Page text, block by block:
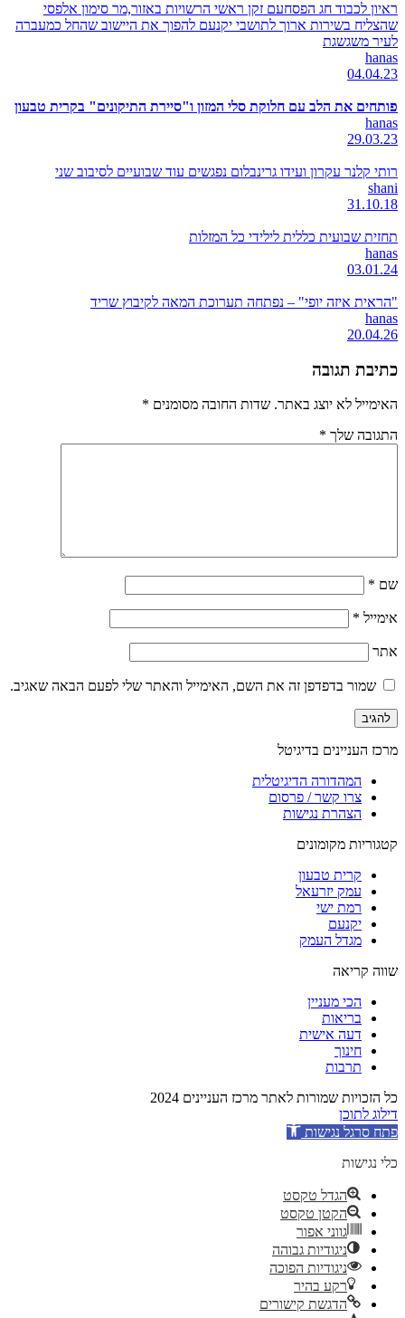
ראיון לכבוד חג הפסחעם זקן ראשי הרשויות באזור,מר סימון אלפסי
שהצליח בשירות ארוך לתושבי יקנעם להפוך את היישוב שהחל כמעברה
לעיר משגשגת
hanas
04.04.23
פותחים את הלב עם חלוקת סלי המזון ו"סיירת התיקונים" בקרית טבעון
hanas
29.03.23
רותי קלנר עקרון ועידו גרינבלום נפגשים עוד שבועיים לסיבוב שני
shani
31.10.18
תחזית שבועית כללית לילידי כל המזלות
hanas
03.01.24
"הראית איזה יופי" – נפתחה תערוכת המאה לקיבוץ שריד
hanas
20.04.26
כתיבת תגובה
האימייל לא יוצג באתר. שדות החובה מסומנים *
התגובה שלך *
שם *
אימייל *
אתר
שמור בדפדפן זה את השם, האימייל והאתר שלי לפעם הבאה שאגיב.
מרכז העניינים בדיגיטל
המהדורה הדיגיטלית
צרו קשר / פרסום
הצהרת נגישות
קטגוריות מקומונים
קרית טבעון
עמק יזרעאל
רמת ישי
יקנעם
מגדל העמק
שווה קריאה
הכי מעניין
בריאות
דעה אישית
חינוך
תרבות
כל הזכויות שמורות לאתר מרכז העניינים 2024
דילוג לתוכן
פתח סרגל נגישות
כלי נגישות
הגדל טקסט
הקטן טקסט
גווני אפור
ניגודיות גבוהה
ניגודיות הפוכה
רקע בהיר
הדגשת קישורים